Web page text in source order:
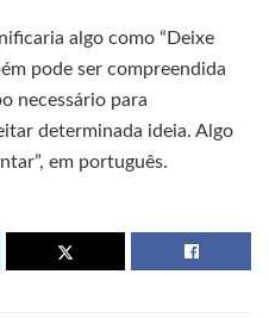
algo como “Deixe
pode ser compreendida
necessário para
determinada ideia. Algo
em português.